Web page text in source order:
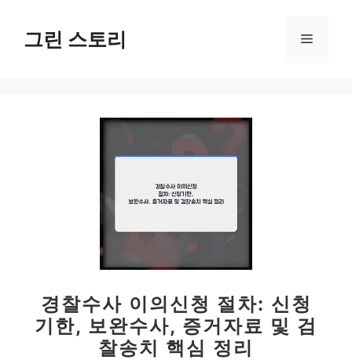
그린 스토리 메
경찰수사 이의신청 절차: 신청
기한, 보완수사, 증거자료 및 검
찰송치 핵심 정리